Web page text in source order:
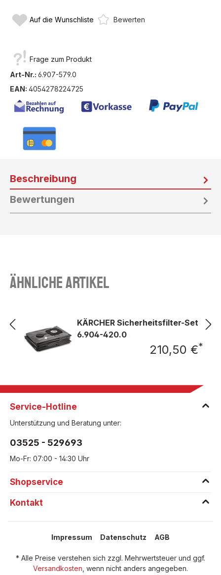
Auf die Wunschliste Bewerten
Frage zum Produkt
Art-Nr.: 6.907-579.0
EAN: 4054278224725
Beschreibung
Bewertungen
Ähnliche Artikel
KÄRCHER Sicherheitsfilter-Set
6.904-420.0
210,50 €*
Service-Hotline
Unterstützung und Beratung unter:
03525 - 529693
Mo-Fr: 07:00 - 14:30 Uhr
Shopservice
Kontakt
Impressum Datenschutz AGB
* Alle Preise verstehen sich zzgl. Mehrwertsteuer und ggf.
Versandkosten , wenn nicht anders angegeben.